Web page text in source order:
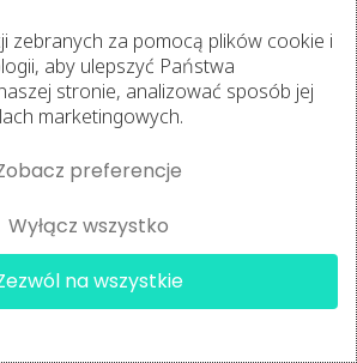
wiedza
ukończenia
zebranych za pomocą plików cookie i
aby ulepszyć Państwa
stronie, analizować sposób jej
marketingowych.
preferencje
Wyłącz wszystko
na wszystkie